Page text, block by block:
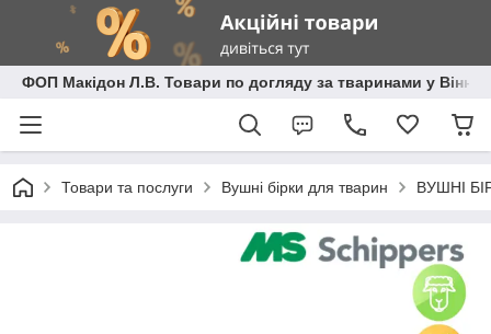
ФОП Макідон Л.В. Товари по догляду за тваринами у
Товари та послуги Вушні бірки для тварин ВУШНІ